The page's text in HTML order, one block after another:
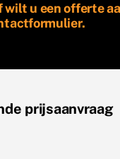
wilt u een offerte
prijsaanvraag